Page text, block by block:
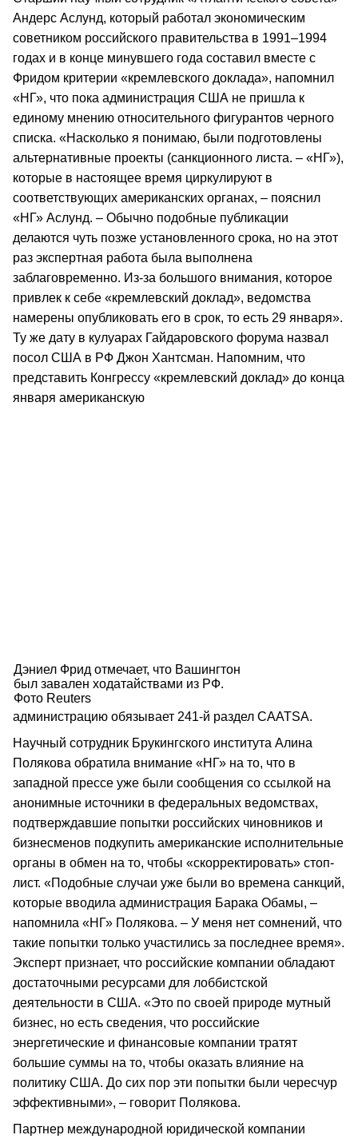
Андерс Аслунд, который работал экономическим
советником российского правительства в 1991–1994
годах и в конце минувшего года составил вместе с
Фридом критерии «кремлевского доклада», напомнил
«НГ», что пока администрация США не пришла к
единому мнению относительного фигурантов черного
списка. «Насколько я понимаю, были подготовлены
альтернативные проекты (санкционного листа. – «НГ»),
которые в настоящее время циркулируют в
соответствующих американских органах, – пояснил
«НГ» Аслунд. – Обычно подобные публикации
делаются чуть позже установленного срока, но на этот
раз экспертная работа была выполнена
заблаговременно. Из-за большого внимания, которое
привлек к себе «кремлевский доклад», ведомства
намерены опубликовать его в срок, то есть 29 января».
Ту же дату в кулуарах Гайдаровского форума назвал
посол США в РФ Джон Хантсман. Напомним, что
представить Конгрессу «кремлевский доклад» до конца
января американскую
Дэниел Фрид отмечает, что Вашингтон
был завален ходатайствами из РФ.
Фото Reuters
администрацию обязывает 241-й раздел CAATSA.
Научный сотрудник Брукингского института Алина
Полякова обратила внимание «НГ» на то, что в
западной прессе уже были сообщения со ссылкой на
анонимные источники в федеральных ведомствах,
подтверждавшие попытки российских чиновников и
бизнесменов подкупить американские исполнительные
органы в обмен на то, чтобы «скорректировать» стоп-
лист. «Подобные случаи уже были во времена санкций,
которые вводила администрация Барака Обамы, –
напомнила «НГ» Полякова. – У меня нет сомнений, что
такие попытки только участились за последнее время».
Эксперт признает, что российские компании обладают
достаточными ресурсами для лоббистской
деятельности в США. «Это по своей природе мутный
бизнес, но есть сведения, что российские
энергетические и финансовые компании тратят
большие суммы на то, чтобы оказать влияние на
политику США. До сих пор эти попытки были чересчур
эффективными», – говорит Полякова.
Партнер международной юридической компании